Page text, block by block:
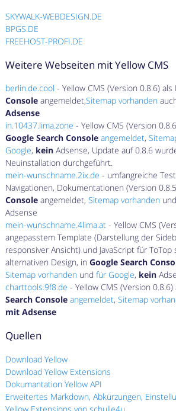
SKYWALK-WEBDESIGN.DE
BPGS.DE
FREEHOST-PROFI.DE
Weitere Webseiten mit Yellow CMS
berlin.de.cool - Yellow CMS (Version 0.8.6)
Console angemeldet,Sitemap vorhanden
Adsense
in.10437.lima.zone - Yellow CMS (Version
Google Search Console angemeldet,
Google, kein Adsense, Update auf 0.8.6
Neuinstallation durchgeführt.
mein-wunschname.2ix.de - umfangreiche
Navigationen, Dokumentationen (Version
Console angemeldet,Sitemap vorhanden
Adsense
mein-wunschname.4lima.at - Yellow CMS
angepasstem Template (Darstellung der
responsiver Ansicht) und JavaScript für
alternativen Design, inGoogle Search
Sitemap vorhanden undfür Google, kein
charttools.9f8.de - Yellow CMS (Version
Search Console angemeldet,Sitemap
mit Adsense
Quellen
Download Yellow
Download Yellow Extensions
Dokumantation Yellow API
Erweitertes Markdown, Abkürzungen,